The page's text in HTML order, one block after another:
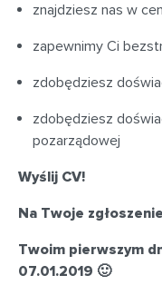
znajdziesz nas w
zapewnimy Ci
zdobędziesz
zdobędziesz
pozarządowej
Wyślij CV!
Na Twoje
Twoim pierwszym
07.01.2019 🙂